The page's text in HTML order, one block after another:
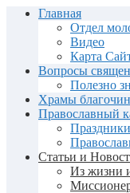
Главная
Отдел
Видео
Карта
Вопросы
Полезно
Храмы
Православный
Праздники
Статьи и
Из жизни